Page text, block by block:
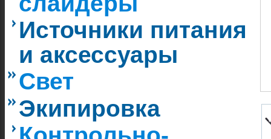
Источники питания
и аксессуары
Свет
Экипировка